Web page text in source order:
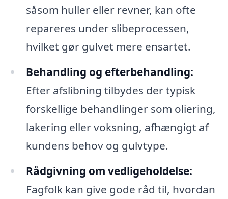
såsom huller eller revner, kan ofte
repareres under slibeprocessen,
hvilket gør gulvet mere ensartet.
Behandling og efterbehandling:
Efter afslibning tilbydes der typisk
forskellige behandlinger som oliering,
lakering eller voksning, afhængigt af
kundens behov og gulvtype.
Rådgivning om vedligeholdelse:
Fagfolk kan give gode råd til, hvordan